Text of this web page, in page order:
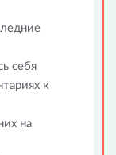
себя
к
на